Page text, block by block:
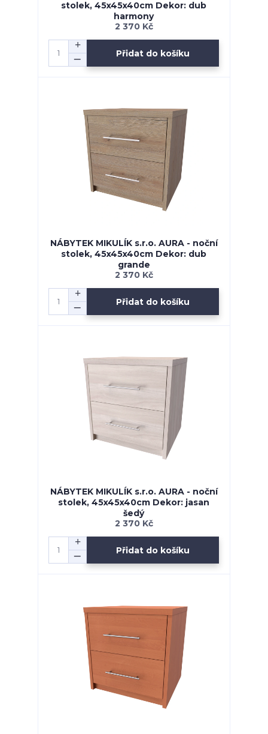
stolek, 45x45x40cm Dekor: dub
harmony
2 370 Kč
Přidat do košíku
NÁBYTEK MIKULÍK s.r.o. AURA - noční
stolek, 45x45x40cm Dekor: dub
grande
2 370 Kč
Přidat do košíku
NÁBYTEK MIKULÍK s.r.o. AURA - noční
stolek, 45x45x40cm Dekor: jasan
šedý
2 370 Kč
Přidat do košíku